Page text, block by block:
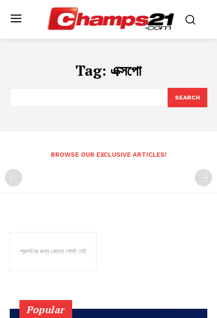
Tag: এক্সপো
SEARCH
BROWSE OUR EXCLUSIVE ARTICLES!
প্রদর্শনের জন্য কোনো পোস্ট নেই
Popular